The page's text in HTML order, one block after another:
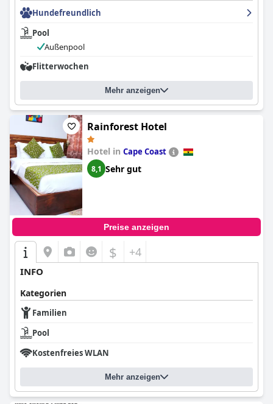
Hundefreundlich
Pool
Außenpool
Flitterwochen
Mehr anzeigen
Rainforest Hotel
Hotel in Cape Coast
8,1 Sehr gut
Preise anzeigen
$ +4
INFO
Kategorien
Familien
Pool
Kostenfreies WLAN
Mehr anzeigen